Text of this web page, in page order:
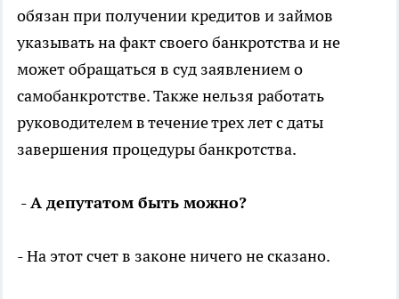
обязан при получении кредитов и займов
указывать на факт своего банкротства и не
может обращаться в суд заявлением о
самобанкротстве. Также нельзя работать
руководителем в течение трех лет с даты
завершения процедуры банкротства.
- А депутатом быть можно?
- На этот счет в законе ничего не сказано.